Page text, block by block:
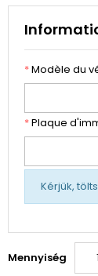
*Modèle du
*Plaque
Kérjük,
Mennyiség